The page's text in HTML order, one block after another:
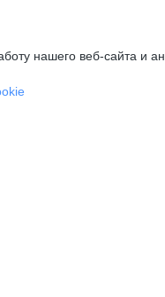
нашего веб-сайта и